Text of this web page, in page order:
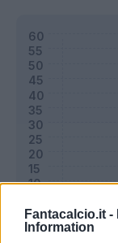
Fantacalcio.it -
Information